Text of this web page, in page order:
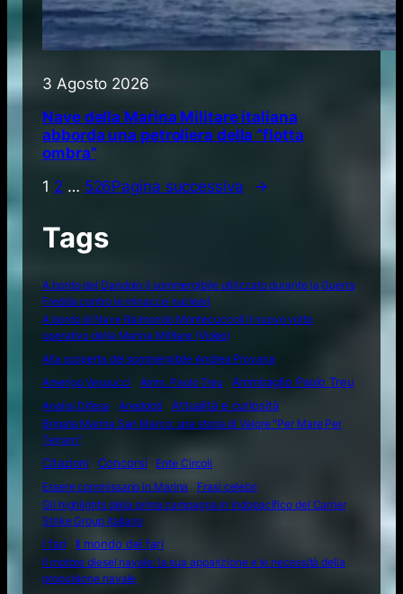
3 Agosto 2026
Nave della Marina Militare italiana
abborda una petroliera della “flotta
ombra”
1 2 … 526Pagina successiva →
Tags
A bordo del Dandolo il sommergibile utilizzato durante la Guerra
Fredda contro le minacce nucleari
A bordo di Nave Raimondo Montecuccoli il nuovo volto
operativo della Marina Militare (Video)
Alla scoperta del sommergibile Andrea Provana
Amerigo Vespucci
Amm. Paolo Treu
Ammiraglio Paolo Treu
Analisi Difesa
Aneddoti Attualità e curiosità
Brigata Marina San Marco: una storia di Valore "Per Mare Per
Terram"
Citazioni
Concorsi
Ente Circoli
Essere commissario in Marina
Frasi celebri
Gli highlights della prima campagna in Indopacifico del Carrier
Strike Group italiano
I fari
Il mondo dei fari
Il motore diesel navale: la sua apparizione e le necessità della
propulsione navale